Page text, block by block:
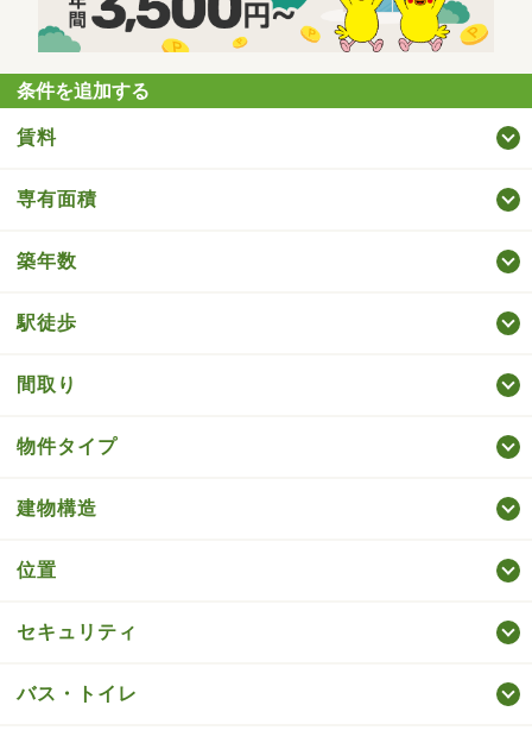
条件を追加する
賃料
専有面積
築年数
駅徒歩
間取り
物件タイプ
建物構造
位置
セキュリティ
バス・トイレ